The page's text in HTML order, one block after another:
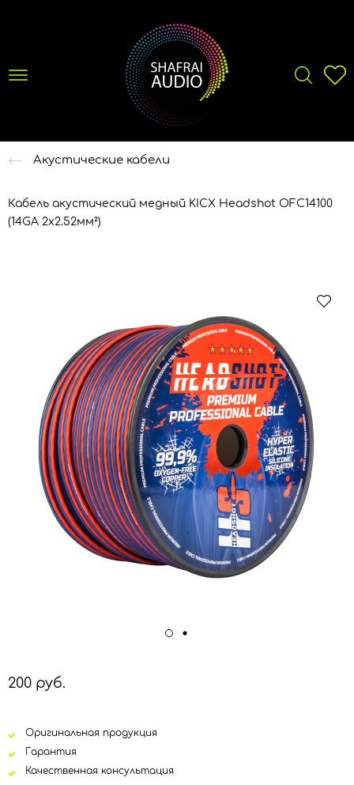
Акустические кабели
Кабель акустический медный KICX Headshot OFC14100
(14GA 2х2.52мм²)
200 руб.
Оригинальная продукция
Гарантия
Качественная консультация